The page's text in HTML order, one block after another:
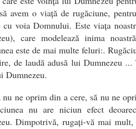
avem o viață de rugăciune,
cu voia Domnului. Este viața
care modelează inima
este de mai multe feluri:.
de laudă adusă lui Dumnezeu ...
Dumnezeu.
nu ne oprim din a cere, să nu ne
nu are niciun efect
Dimpotrivă, rugați-vă mai mult,